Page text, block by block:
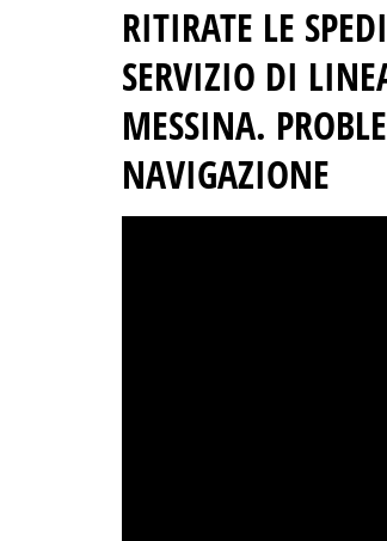
RITIRATE LE
SERVIZIO DI
MESSINA.
NAVIGAZIONE